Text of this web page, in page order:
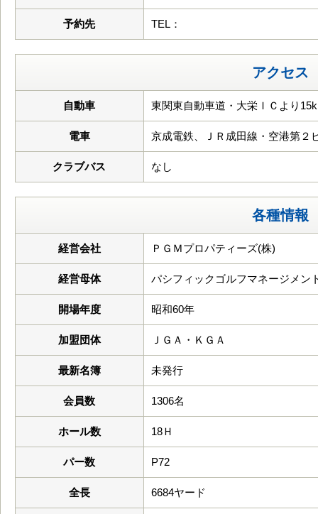
予約先 TEL：
アクセス
自動車 東関東自動車道・大栄ＩＣより
電車 京成電鉄、ＪＲ成田線・空港第２
クラブバス なし
各種情報
経営会社 ＰＧＭプロパティーズ(株)
経営母体 パシフィックゴルフマネージメン
開場年度 昭和60年
加盟団体 ＪＧＡ・ＫＧＡ
最新名簿 未発行
会員数 1306名
ホール数 18Ｈ
パー数 P72
全長 6684ヤード